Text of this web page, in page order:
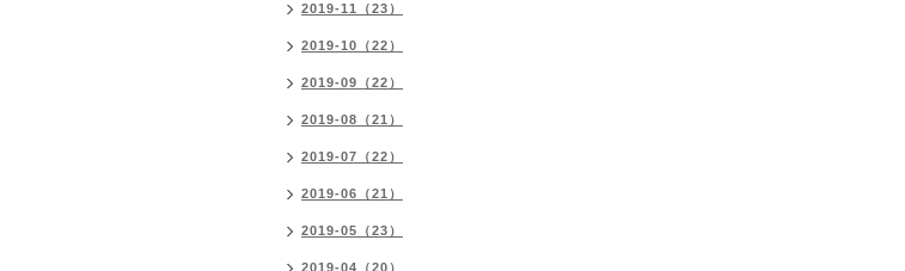
2019-11（23）
2019-10（22）
2019-09（22）
2019-08（21）
2019-07（22）
2019-06（21）
2019-05（23）
2019-04（20）